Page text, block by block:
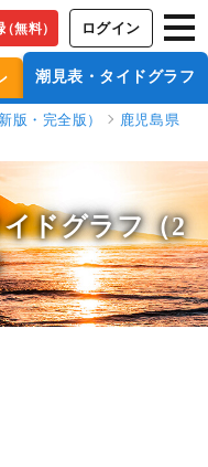
（無料） ログイン
潮見表・タイドグラフ
版・完全版）
鹿児島県
ドグラフ（2